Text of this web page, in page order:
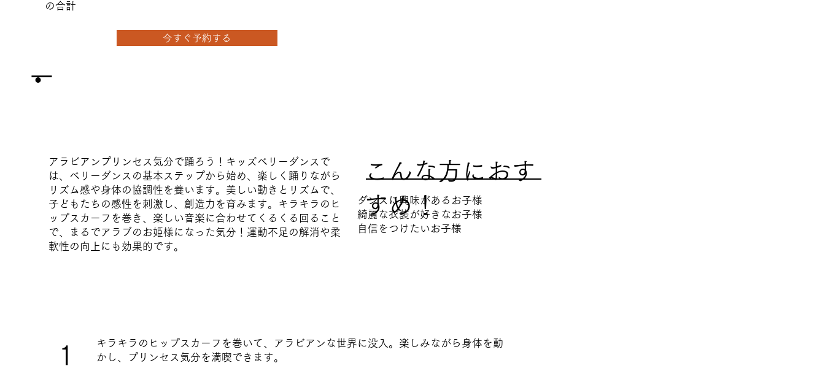
の合計
今すぐ予約する
ー
・
アラビアンプリンセス気分で踊ろう！キッズベリーダンスで
は、ベリーダンスの基本ステップから始め、楽しく踊りながら
リズム感や身体の協調性を養います。美しい動きとリズムで、
子どもたちの感性を刺激し、創造力を育みます。キラキラのヒ
ップスカーフを巻き、楽しい音楽に合わせてくるくる回ること
で、まるでアラブのお姫様になった気分！運動不足の解消や柔
軟性の向上にも効果的です。
キラキラのヒップスカーフを巻いて、アラビアンな世界に没入。楽しみながら身体を動
かし、プリンセス気分を満喫できます。
1
​こんな方におす
すめ！
ダンスに興味があるお子様
綺麗な衣装が好きなお子様
自信をつけたいお子様